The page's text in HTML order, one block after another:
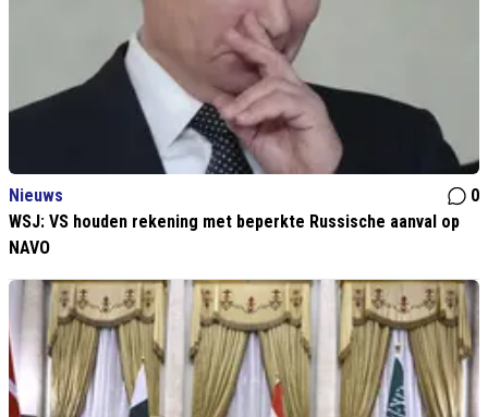
Nieuws
0
WSJ: VS houden rekening met beperkte Russische aanval op
NAVO